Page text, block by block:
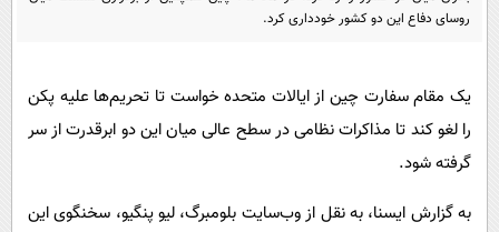
گوناگون
حوادث
سلامت
آشپزی
دانلود
روسای دفاع این دو کشور خودداری کرد.
یک مقام سفارت چین از ایالات متحده خواست تا تحریم‌ها علیه پکن
را لغو کند تا مذاکرات نظامی در سطح عالی میان این دو ابرقدرت از سر
گرفته شود.
به گزارش ایسنا، به نقل از وب‌سایت بلومبرگ، لیو پنگیو، سخنگوی این